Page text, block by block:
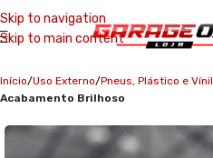
Skip to navigation
Skip to main content
Início Uso Externo Pneus, Plástico e Vínil
Acabamento Brilhoso